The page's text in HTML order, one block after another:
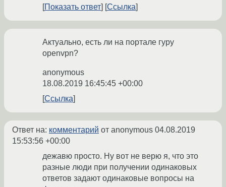
Показать ответ
Ссылка
Актуально, есть ли на портале гуру
openvpn?
anonymous
18.08.2019 16:45:45 +00:00
Ссылка
Ответ на: комментарий от anonymous 04.08.2019
15:53:56 +00:00
дежавю просто. Ну вот не верю я, что это
разные люди при получении одинаковых
ответов задают одинаковые вопросы на